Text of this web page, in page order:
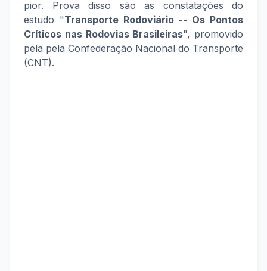
pior. Prova disso são as constatações do
estudo "Transporte Rodoviário -- Os Pontos
Críticos nas Rodovias Brasileiras", promovido
pela pela Confederação Nacional do Transporte
(CNT).